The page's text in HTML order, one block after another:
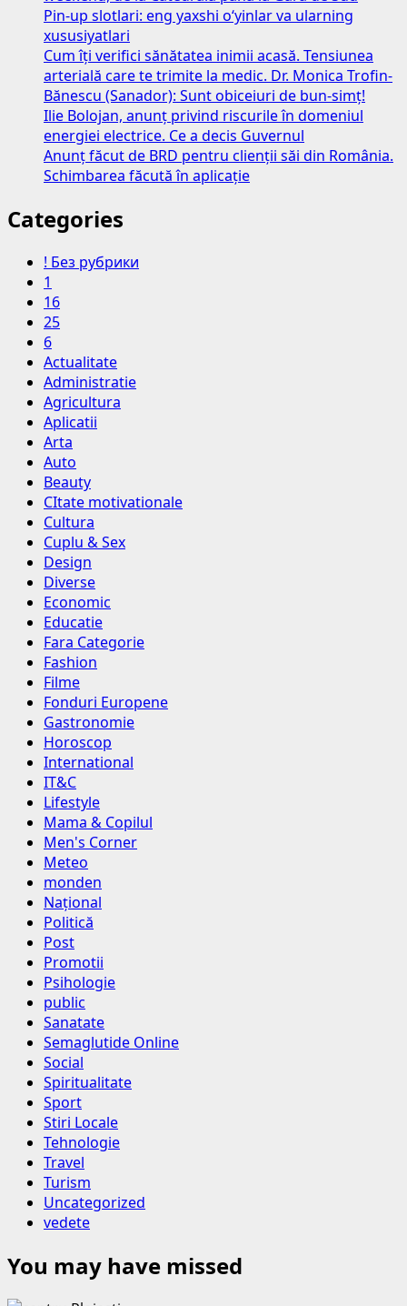
Pin-up slotlari: eng yaxshi o‘yinlar va ularning
xususiyatlari
Cum îți verifici sănătatea inimii acasă. Tensiunea
arterială care te trimite la medic. Dr. Monica Trofin-
Bănescu (Sanador): Sunt obiceiuri de bun-simț!
Ilie Bolojan, anunț privind riscurile în domeniul
energiei electrice. Ce a decis Guvernul
Anunț făcut de BRD pentru clienții săi din România.
Schimbarea făcută în aplicație
Categories
! Без рубрики
1
16
25
6
Actualitate
Administratie
Agricultura
Aplicatii
Arta
Auto
Beauty
CItate motivationale
Cultura
Cuplu & Sex
Design
Diverse
Economic
Educatie
Fara Categorie
Fashion
Filme
Fonduri Europene
Gastronomie
Horoscop
International
IT&C
Lifestyle
Mama & Copilul
Men's Corner
Meteo
monden
Național
Politică
Post
Promotii
Psihologie
public
Sanatate
Semaglutide Online
Social
Spiritualitate
Sport
Stiri Locale
Tehnologie
Travel
Turism
Uncategorized
vedete
You may have missed